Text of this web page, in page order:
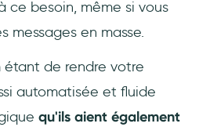
ce besoin, même si vous
messages en masse.
étant de rendre votre
automatisée et fluide
qu'ils aient également